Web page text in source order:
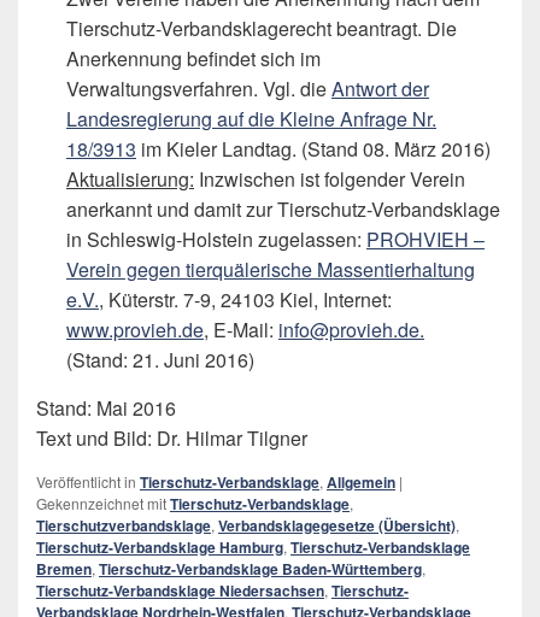
Tierschutz-Verbandsklagerecht beantragt. Die
Anerkennung befindet sich im
Verwaltungsverfahren. Vgl. dieAntwort der
Landesregierung auf die Kleine Anfrage Nr.
18/3913 im Kieler Landtag. (Stand 08. März 2016)
Aktualisierung: Inzwischen ist folgender Verein
anerkannt und damit zur Tierschutz-Verbandsklage
in Schleswig-Holstein zugelassen: PROHVIEH –
Verein gegen tierquälerische Massentierhaltung
e.V., Küterstr. 7-9, 24103 Kiel, Internet:
www.provieh.de, E-Mail: info@provieh.de.
(Stand: 21. Juni 2016)
Stand: Mai 2016
Text und Bild: Dr. Hilmar Tilgner
Veröffentlicht in Tierschutz-Verbandsklage, Allgemein |
Gekennzeichnet mitTierschutz-Verbandsklage,
Tierschutzverbandsklage, Verbandsklagegesetze (Übersicht),
Tierschutz-Verbandsklage Hamburg, Tierschutz-Verbandsklage
Bremen, Tierschutz-Verbandsklage Baden-Württemberg,
Tierschutz-Verbandsklage Niedersachsen, Tierschutz-
Verbandsklage Nordrhein-Westfalen, Tierschutz-Verbandsklage